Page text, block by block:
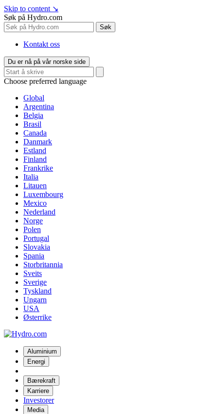
Skip to content ↘
Søk på Hydro.com
Søk
Kontakt oss
Du er nå på vår norske side
Choose preferred language
Global
Argentina
Belgia
Brasil
Canada
Danmark
Estland
Finland
Frankrike
Italia
Litauen
Luxembourg
Mexico
Nederland
Norge
Polen
Portugal
Slovakia
Spania
Storbritannia
Sveits
Sverige
Tyskland
Ungarn
USA
Østerrike
Aluminium
Energi
Bærekraft
Karriere
Investorer
Media